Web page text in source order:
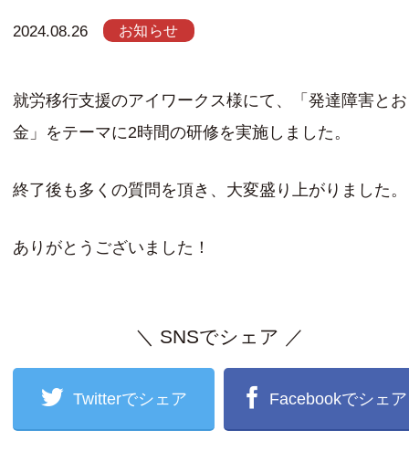
2024.08.26 お知らせ
就労移行支援のアイワークス様にて、「発達障害とお
金」をテーマに2時間の研修を実施しました。
終了後も多くの質問を頂き、大変盛り上がりました。
ありがとうございました！
＼ SNSでシェア ／
Twitterでシェア Facebookでシェア